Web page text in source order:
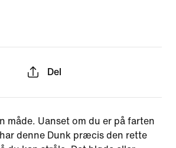
Del
måde. Uanset om du er på farten
denne Dunk præcis den rette